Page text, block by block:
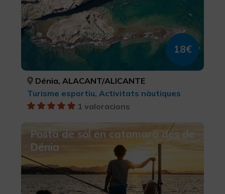
18€
Dénia, ALACANT/ALICANTE
Turisme esportiu, Activitats nàutiques
1 valoracions
Posta de sol en catamarà des de
Dénia